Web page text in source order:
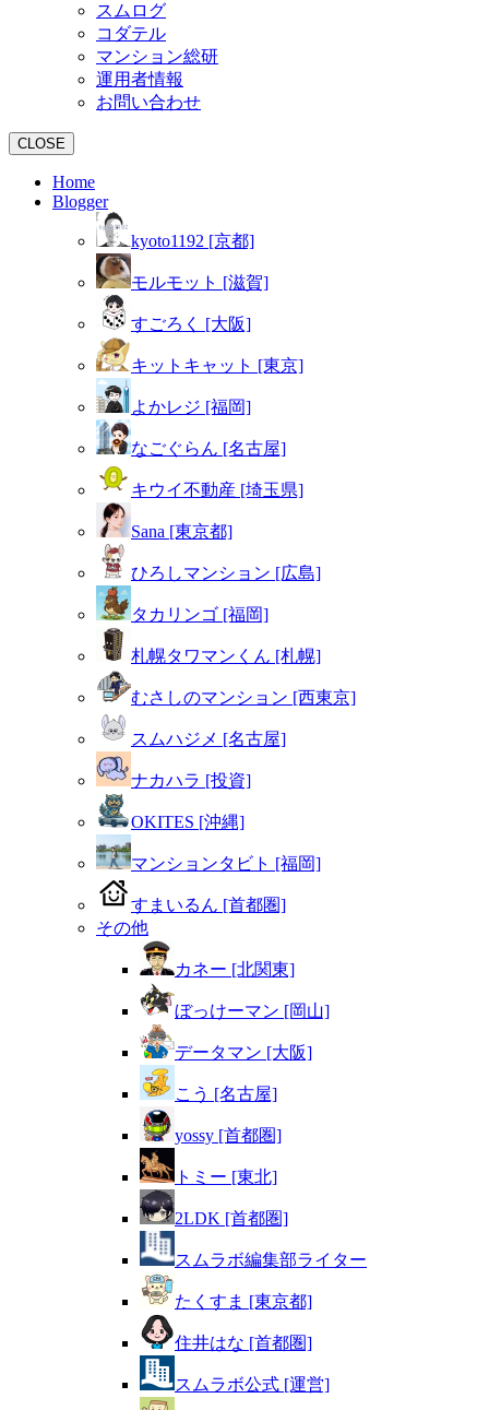
スムログ
コダテル
マンション総研
運用者情報
お問い合わせ
CLOSE
Home
Blogger
kyoto1192 [京都]
モルモット [滋賀]
すごろく [大阪]
キットキャット [東京]
よかレジ [福岡]
なごぐらん [名古屋]
キウイ不動産 [埼玉県]
Sana [東京都]
ひろしマンション [広島]
タカリンゴ [福岡]
札幌タワマンくん [札幌]
むさしのマンション [西東京]
スムハジメ [名古屋]
ナカハラ [投資]
OKITES [沖縄]
マンションタビト [福岡]
すまいるん [首都圏]
その他
カネー [北関東]
ぼっけーマン [岡山]
データマン [大阪]
こう [名古屋]
yossy [首都圏]
トミー [東北]
2LDK [首都圏]
スムラボ編集部ライター
たくすま [東京都]
住井はな [首都圏]
スムラボ公式 [運営]